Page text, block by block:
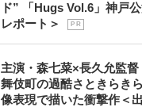
ド” 「Hugs Vol.6」神戸
レポート＞
P R
主演・森七菜×長久允監
舞伎町の過酷さときらき
像表現で描いた衝撃作＜